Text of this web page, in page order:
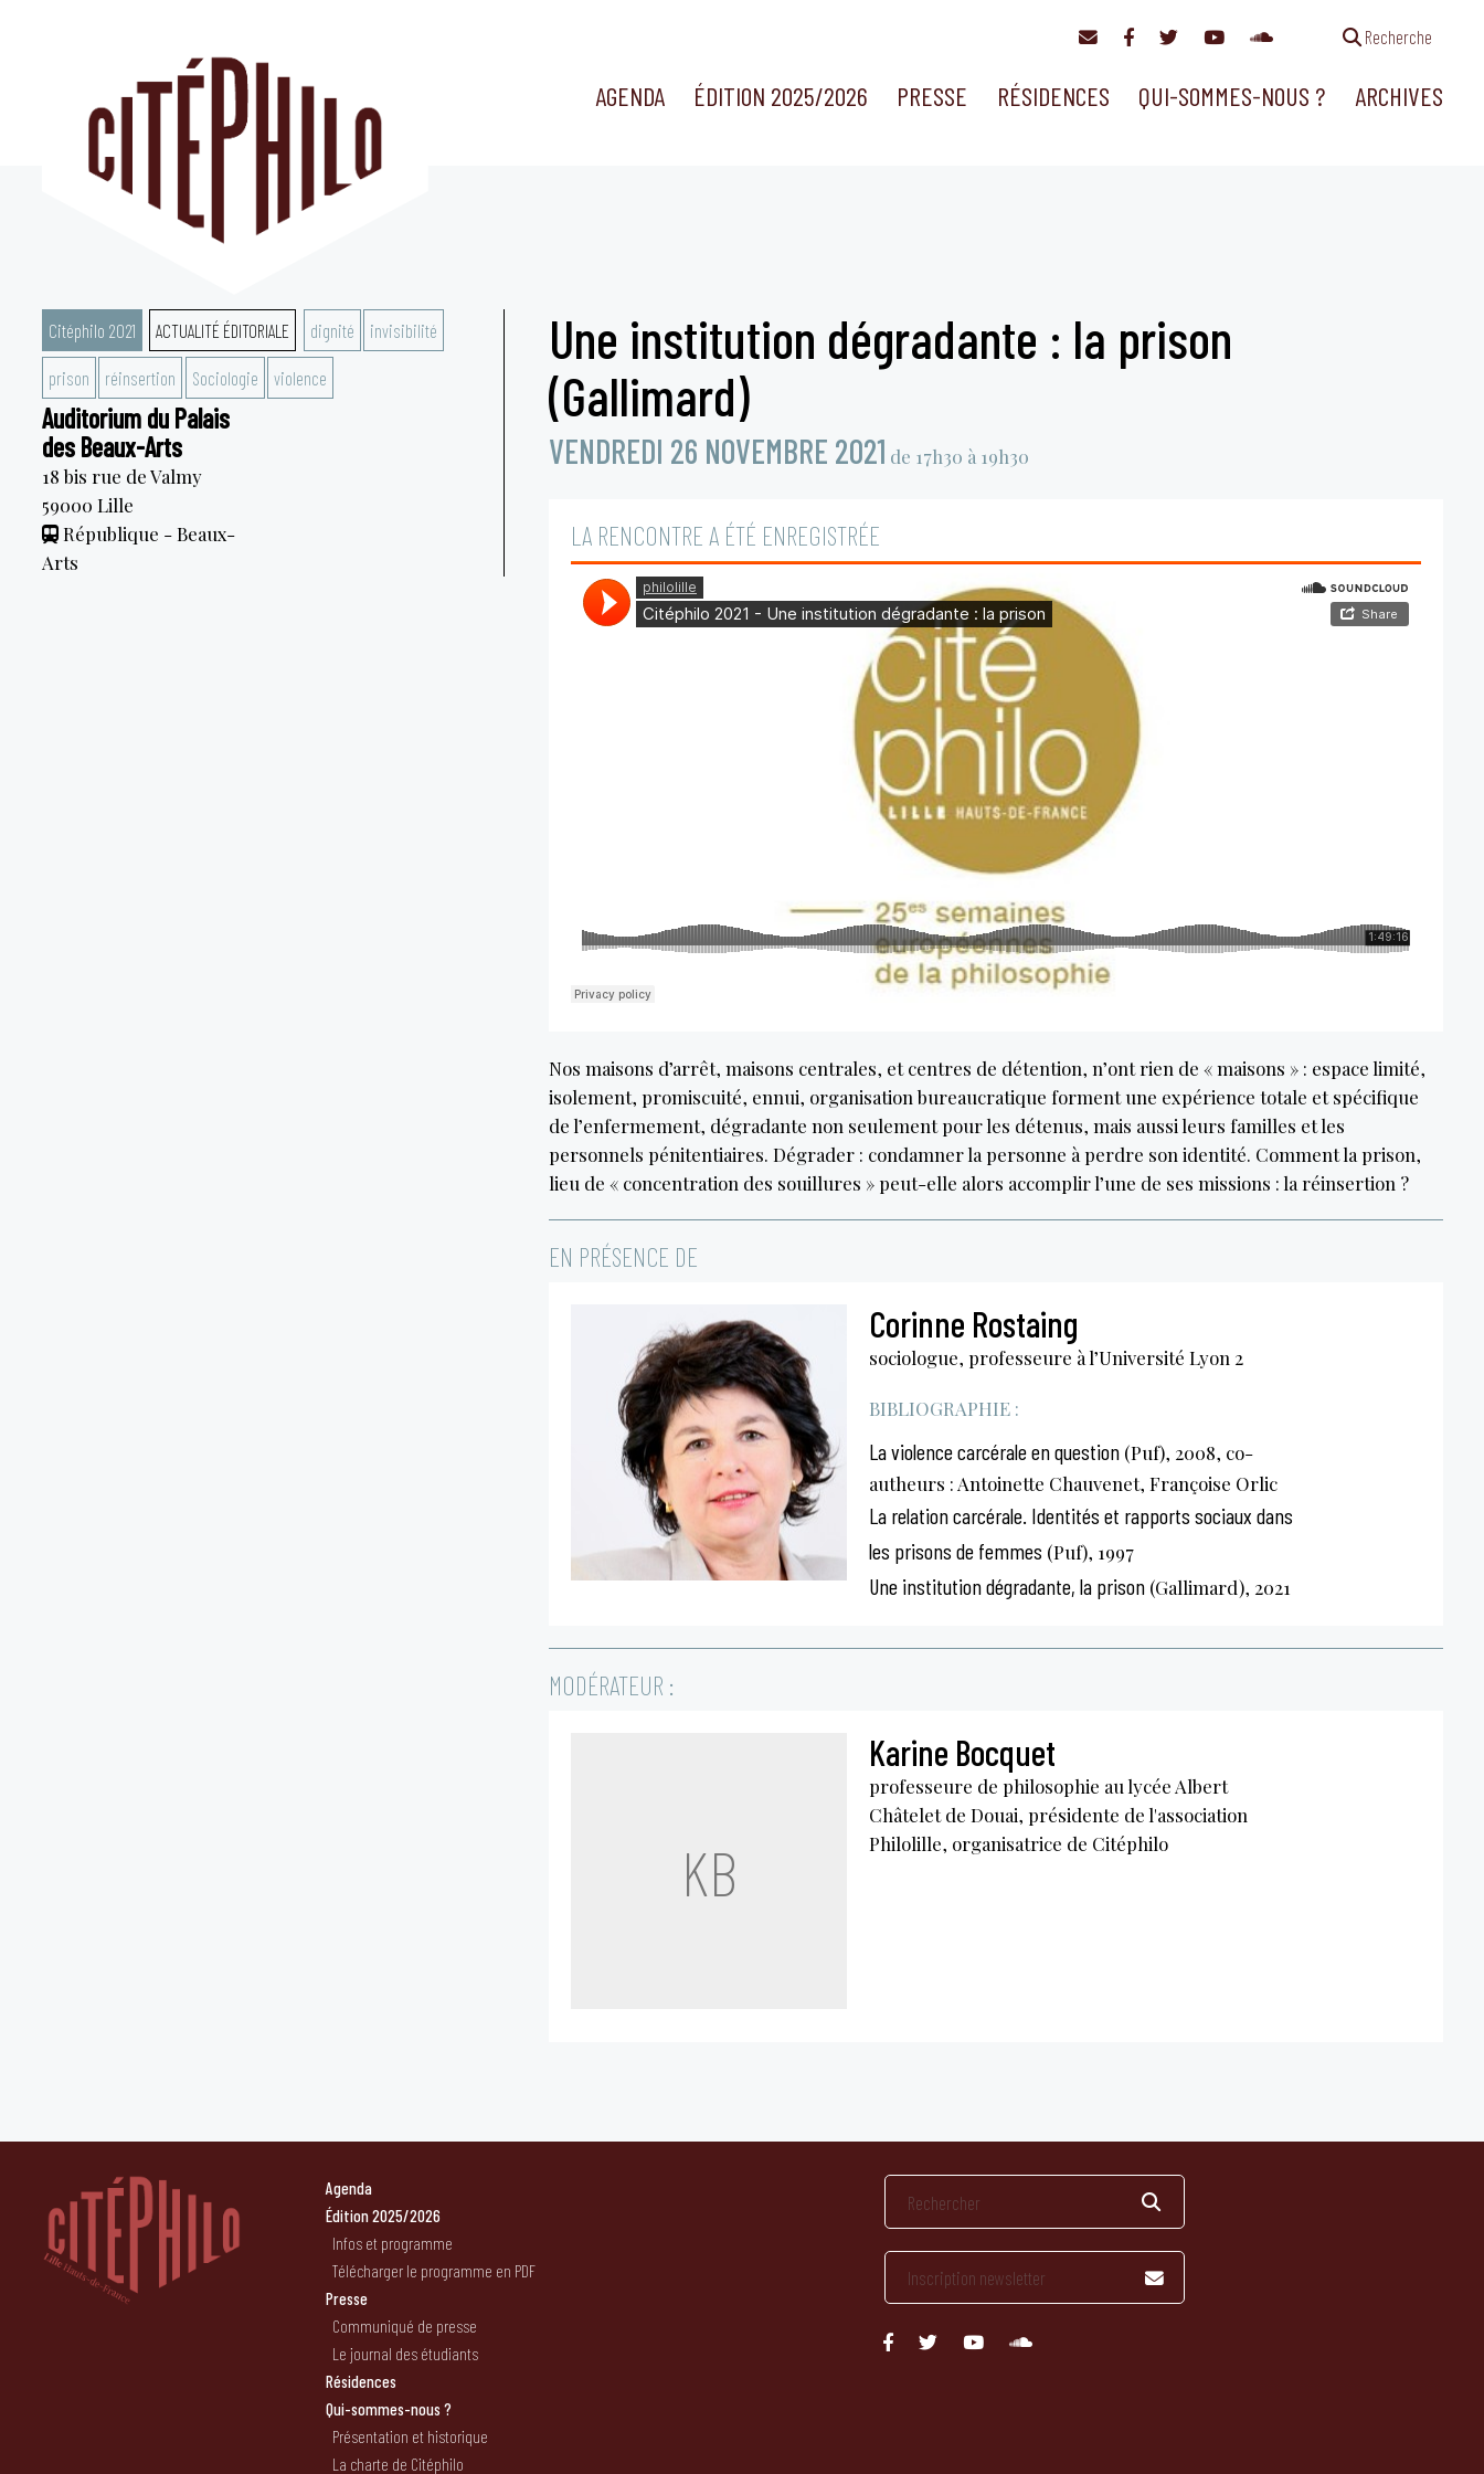
Recherche
AGENDA ÉDITION 2025/2026 PRESSE RÉSIDENCES QUI-SOMMES-NOUS ? ARCHIVES
Citéphilo 2021 ACTUALITÉ ÉDITORIALE dignité invisibilité
prison réinsertion Sociologie violence
Auditorium du Palais
des Beaux-Arts
18 bis rue de Valmy
59000 Lille
République - Beaux-
Arts
Une institution dégradante : la prison
(Gallimard)
VENDREDI 26 NOVEMBRE 2021 de 17h30 à 19h30
LA RENCONTRE A ÉTÉ ENREGISTRÉE
Nos maisons d’arrêt, maisons centrales, et centres de détention, n’ont rien de « maisons » : espace limité,
isolement, promiscuité, ennui, organisation bureaucratique forment une expérience totale et spécifique
de l’enfermement, dégradante non seulement pour les détenus, mais aussi leurs familles et les
personnels pénitentiaires. Dégrader : condamner la personne à perdre son identité. Comment la prison,
lieu de « concentration des souillures » peut-elle alors accomplir l’une de ses missions : la réinsertion ?
EN PRÉSENCE DE
Corinne Rostaing
sociologue, professeure à l’Université Lyon 2
BIBLIOGRAPHIE :
La violence carcérale en question(Puf), 2008, co-
autheurs : Antoinette Chauvenet, Françoise Orlic
La relation carcérale. Identités et rapports sociaux dans
les prisons de femmes (Puf), 1997
Une institution dégradante, la prison(Gallimard), 2021
MODÉRATEUR :
KB
Karine Bocquet
professeure de philosophie au lycée Albert
Châtelet de Douai, présidente de l'association
Philolille, organisatrice de Citéphilo
Agenda
Édition 2025/2026
Infos et programme
Télécharger le programme en PDF
Presse
Communiqué de presse
Le journal des étudiants
Résidences
Qui-sommes-nous ?
Présentation et historique
La charte de Citéphilo